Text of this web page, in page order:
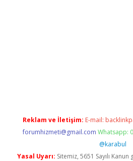
Reklam ve İletişim: E-mail:
forumhizmeti@gmail.com Whatsapp:
@karabul
Yasal Uyarı: Sitemiz, 5651 Sayılı